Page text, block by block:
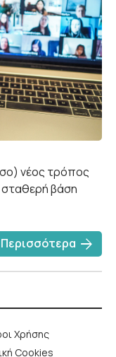
νέος τρόπος
σταθερή βάση
Περισσότερα arrow_forward
Χρήσης
Cookies